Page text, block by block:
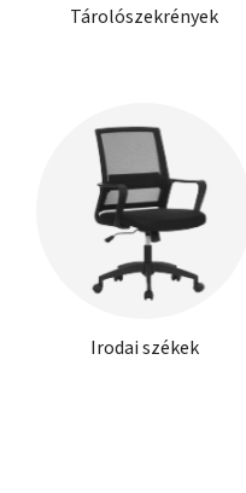
Tárolószekrények
Irodai székek